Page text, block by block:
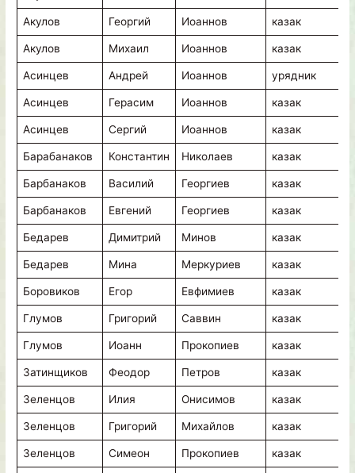
Акулов Георгий Иоаннов казак
Акулов Михаил Иоаннов казак
Асинцев Андрей Иоаннов урядник
Асинцев Герасим Иоаннов казак
Асинцев Сергий Иоаннов казак
Барабанаков Константин Николаев казак
Барбанаков Василий Георгиев казак
Барбанаков Евгений Георгиев казак
Бедарев Димитрий Минов казак
Бедарев Мина Меркуриев казак
Боровиков Егор Евфимиев казак
Глумов Григорий Саввин казак
Глумов Иоанн Прокопиев казак
Затинщиков Феодор Петров казак
Зеленцов Илия Онисимов казак
Зеленцов Григорий Михайлов казак
Зеленцов Симеон Прокопиев казак